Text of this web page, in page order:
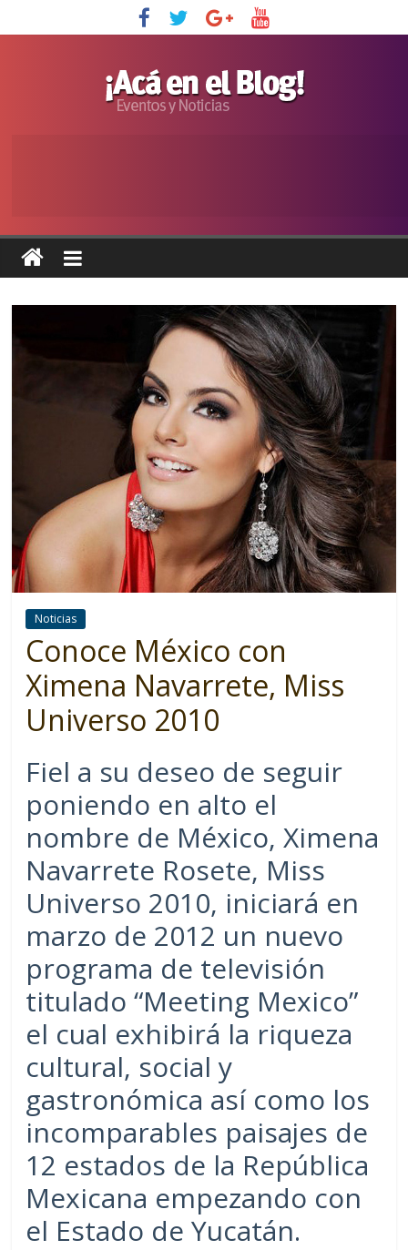
Noticias
Conoce México con
Ximena Navarrete, Miss
Universo 2010
Fiel a su deseo de seguir
poniendo en alto el
nombre de México, Ximena
Navarrete Rosete, Miss
Universo 2010, iniciará en
marzo de 2012 un nuevo
programa de televisión
titulado “Meeting Mexico”
el cual exhibirá la riqueza
cultural, social y
gastronómica así como los
incomparables paisajes de
12 estados de la República
Mexicana empezando con
el Estado de Yucatán.